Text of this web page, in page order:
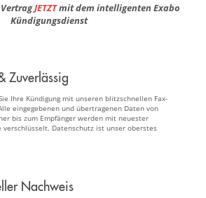
JETZTmit dem intelligenten Exabo
Kündigungsdienst
Zuverlässig
Ihre Kündigung mit unseren blitzschnellen Fax-
eingegebenen und übertragenen Daten von
bis zum Empfänger werden mit neuester
verschlüsselt. Datenschutz ist unser oberstes
Nachweis